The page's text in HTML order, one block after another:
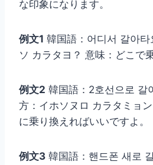
な印象になります。
例文1 韓国語：어디서 갈아타
ソ カラタヨ？ 意味：どこで
例文2 韓国語：2호선으로 갈
方：イホソヌロ カラタミョ
に乗り換えればいいですよ。
例文3 韓国語：핸드폰 새로